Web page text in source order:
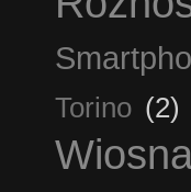
Torino (2)